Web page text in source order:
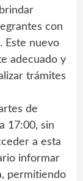
con
Este nuevo
adecuado y
trámites
de
17:00, sin
a esta
informar
permitiendo